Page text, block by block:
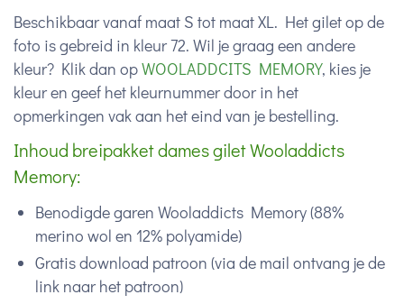
Beschikbaar vanaf maat S tot maat XL. Het gilet op de
foto is gebreid in kleur 72. Wil je graag een andere
kleur? Klik dan opWOOLADDCITS MEMORY, kies je
kleur en geef het kleurnummer door in het
opmerkingen vak aan het eind van je bestelling.
Inhoud breipakket dames gilet Wooladdicts
Memory:
Benodigde garen Wooladdicts Memory (88%
merino wol en 12% polyamide)
Gratis download patroon (via de mail ontvang je de
link naar het patroon)